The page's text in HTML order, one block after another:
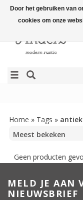
Home » Tags »
Geen producten
MELD JE AAN
NIEUWSBRIEF
Door het gebruiken van
cookies om onze